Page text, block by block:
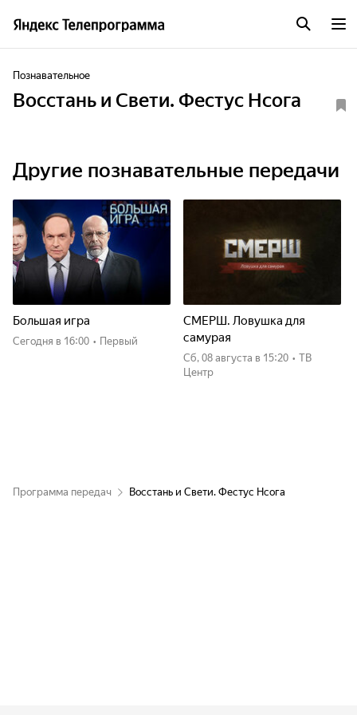
Познавательное
Восстань и Свети. Фестус Нсога
Другие познавательные передачи
Большая игра
Сегодня в 16:00 • Первый
СМЕРШ. Ловушка для
самурая
сб, 08 августа в 15:20 • ТВ
Центр
Программа передач Восстань и Свети. Фестус Нсога